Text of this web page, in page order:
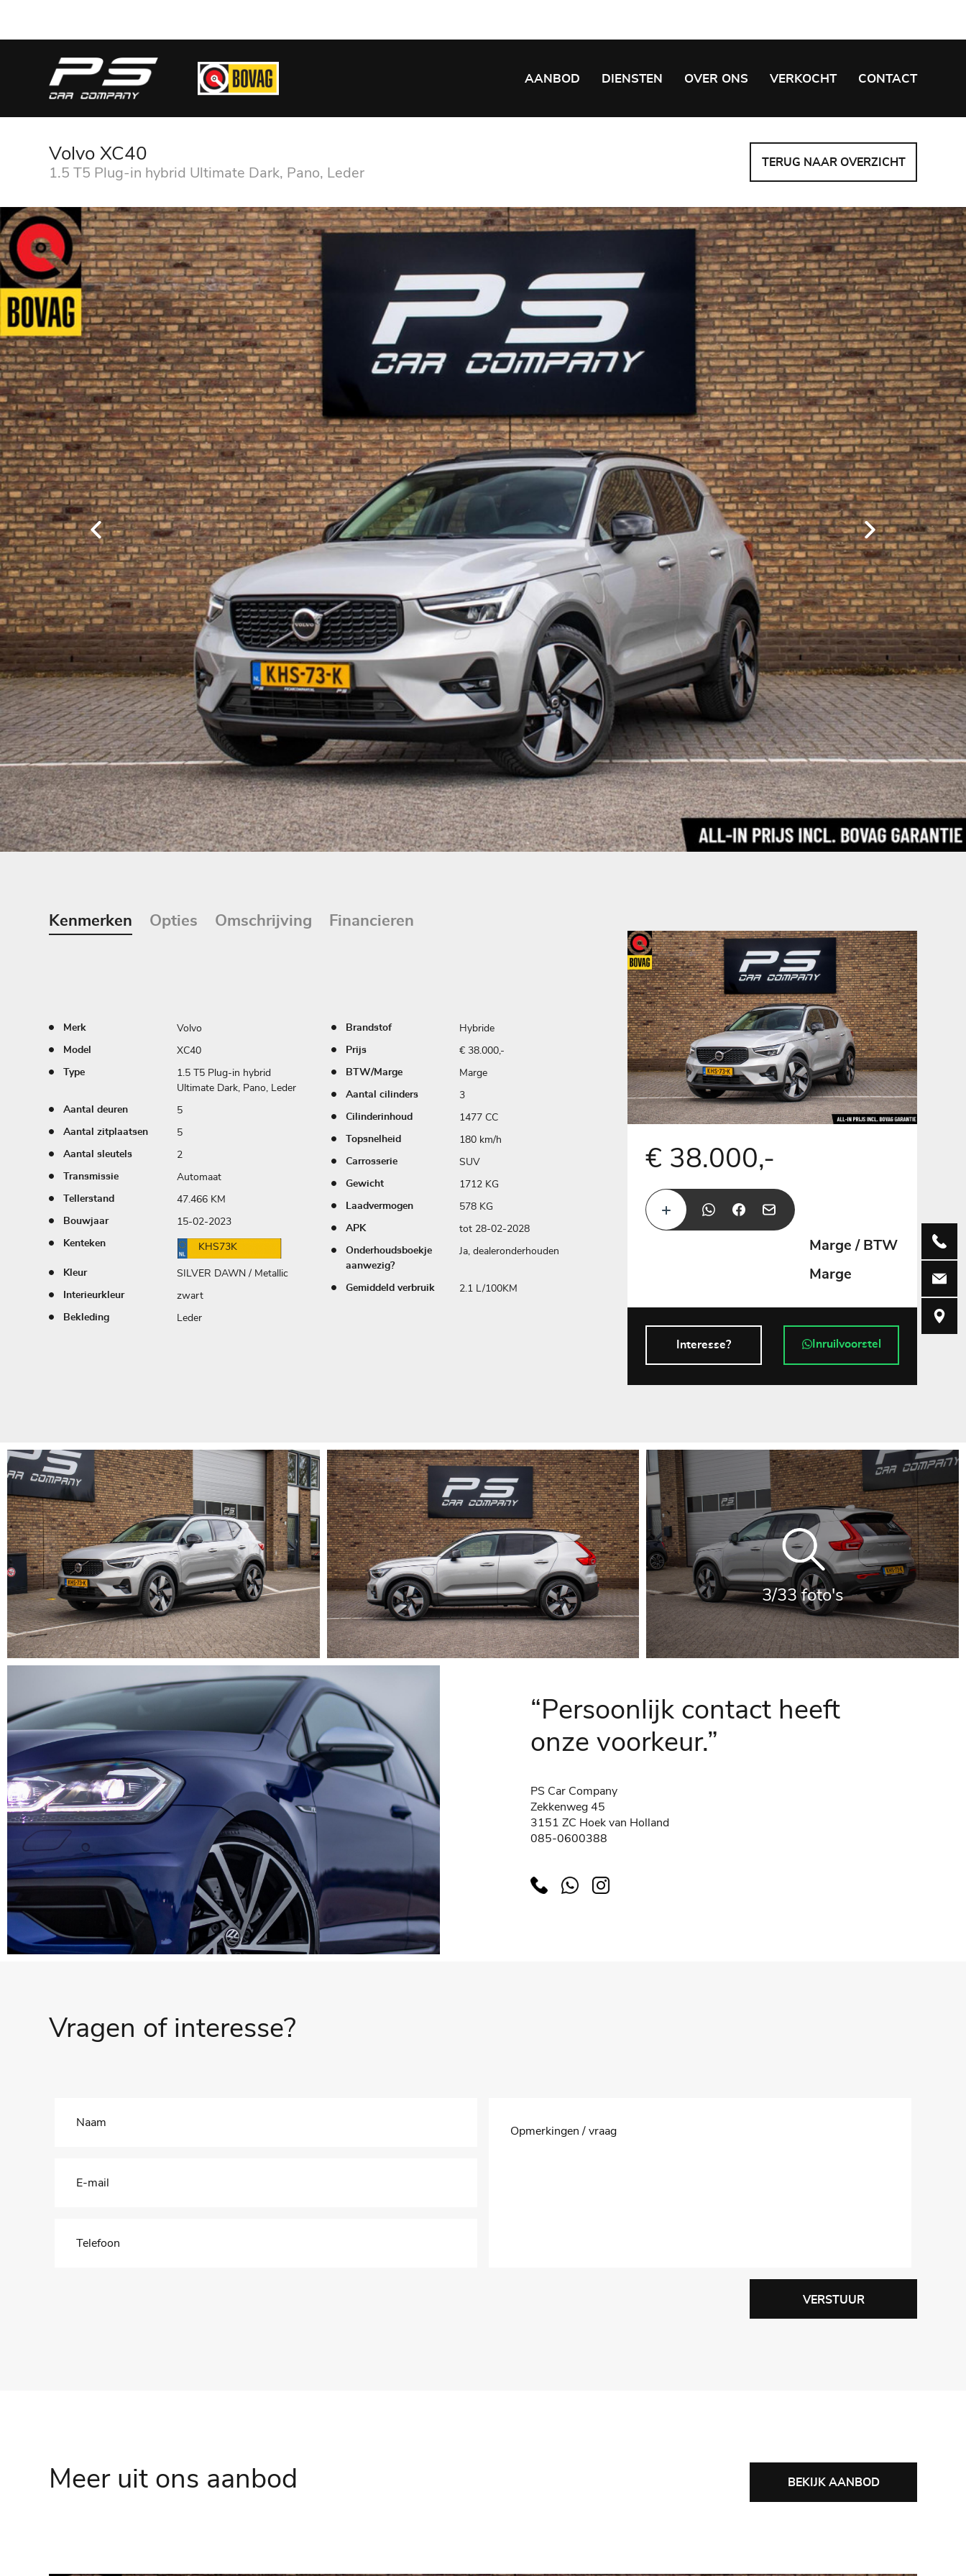
AANBOD DIENSTEN OVER ONS VERKOCHT CONTACT
085-
Volvo XC40
1.5 T5 Plug-in hybrid Ultimate Dark, Pano, Leder
TERUG NAAR OVERZICHT
Kenmerken Opties Omschrijving Financieren
Merk Volvo
Model XC40
Type
1.5 T5 Plug-in hybrid
Ultimate Dark, Pano, Leder
Aantal deuren 5
Aantal zitplaatsen 5
Aantal sleutels 2
Transmissie Automaat
Tellerstand 47.466 KM
Bouwjaar 15-02-2023
Kenteken KHS73K
Kleur SILVER DAWN / Metallic
Interieurkleur zwart
Bekleding Leder
Brandstof Hybride
Prijs € 38.000,-
BTW/Marge Marge
Aantal cilinders 3
Cilinderinhoud 1477 CC
Topsnelheid 180 km/h
Carrosserie SUV
Gewicht 1712 KG
Laadvermogen 578 KG
APK tot 28-02-2028
Onderhoudsboekje
aanwezig?
Ja, dealeronderhouden
Gemiddeld verbruik 2.1 L/100KM
€ 38.000,-
Marge / BTW
Marge
Interesse? Inruilvoorstel
3/33 foto's
“Persoonlijk contact heeft
onze voorkeur.”
PS Car Company
Zekkenweg 45
3151 ZC Hoek van Holland
085-0600388
Vragen of interesse?
VERSTUUR
Meer uit ons aanbod BEKIJK AANBOD